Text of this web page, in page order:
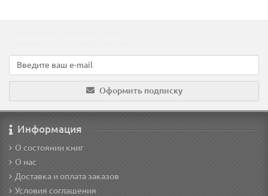
Оформить подписку
Информация
О состоянии книг
О нас
Доставка и оплата заказов
Условия соглашения